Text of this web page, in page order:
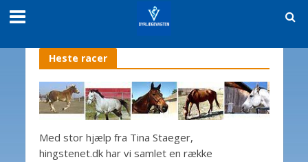
Heste racer
Med stor hjælp fra Tina Staeger,
hingstenet.dk har vi samlet en række